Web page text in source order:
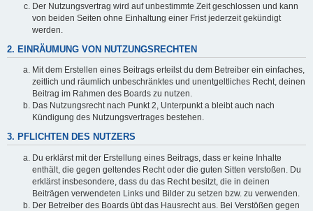
Der Nutzungsvertrag wird auf unbestimmte Zeit geschlossen und kann
von beiden Seiten ohne Einhaltung einer Frist jederzeit gekündigt
werden.
2. EINRÄUMUNG VON NUTZUNGSRECHTEN
Mit dem Erstellen eines Beitrags erteilst du dem Betreiber ein einfaches,
zeitlich und räumlich unbeschränktes und unentgeltliches Recht, deinen
Beitrag im Rahmen des Boards zu nutzen.
Das Nutzungsrecht nach Punkt 2, Unterpunkt a bleibt auch nach
Kündigung des Nutzungsvertrages bestehen.
3. PFLICHTEN DES NUTZERS
Du erklärst mit der Erstellung eines Beitrags, dass er keine Inhalte
enthält, die gegen geltendes Recht oder die guten Sitten verstoßen. Du
erklärst insbesondere, dass du das Recht besitzt, die in deinen
Beiträgen verwendeten Links und Bilder zu setzen bzw. zu verwenden.
Der Betreiber des Boards übt das Hausrecht aus. Bei Verstößen gegen